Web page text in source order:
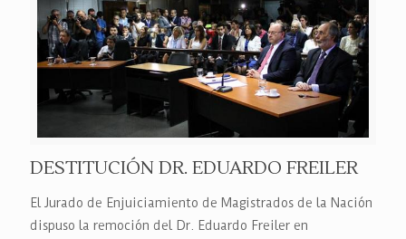
DESTITUCIÓN DR. EDUARDO FREILER
El Jurado de Enjuiciamiento de Magistrados de la Nación
dispuso la remoción del Dr. Eduardo Freiler en